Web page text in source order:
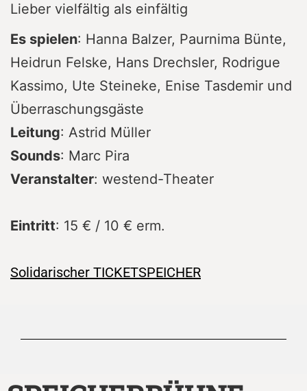
Lieber vielfältig als einfältig
Es spielen: Hanna Balzer, Paurnima Bünte,
Heidrun Felske, Hans Drechsler, Rodrigue
Kassimo, Ute Steineke, Enise Tasdemir und
Überraschungsgäste
Leitung: Astrid Müller
Sounds: Marc Pira
Veranstalter: westend-Theater
Eintritt: 15 € / 10 € erm.
Solidarischer TICKETSPEICHER